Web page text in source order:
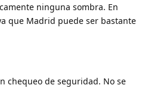
ninguna sombra. En
que Madrid puede ser bastante
chequeo de seguridad. No se